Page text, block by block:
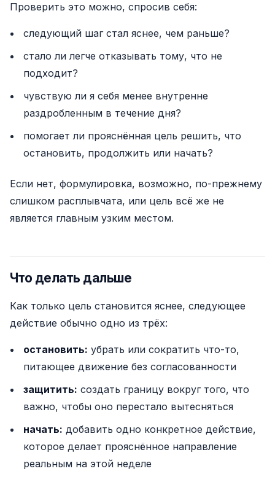
Проверить это можно, спросив себя:
следующий шаг стал яснее, чем раньше?
стало ли легче отказывать тому, что не
подходит?
чувствую ли я себя менее внутренне
раздробленным в течение дня?
помогает ли прояснённая цель решить, что
остановить, продолжить или начать?
Если нет, формулировка, возможно, по-прежнему
слишком расплывчата, или цель всё же не
является главным узким местом.
Что делать дальше
Как только цель становится яснее, следующее
действие обычно одно из трёх:
остановить: убрать или сократить что-то,
питающее движение без согласованности
защитить: создать границу вокруг того, что
важно, чтобы оно перестало вытесняться
начать: добавить одно конкретное действие,
которое делает прояснённое направление
реальным на этой неделе